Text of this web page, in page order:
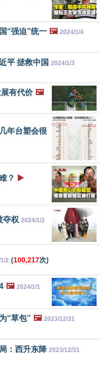
“强迫”统一 🖼️ 2024/1/4
平 拯救中国 2024/1/3
有代价 🖼️
年台塑会很
？ ▶️
夺权 2024/1/2
2 (100,217次)
🖼️ 2024/1/1
“草包” 🖼️ 2023/12/31
：西升东降 2023/12/31